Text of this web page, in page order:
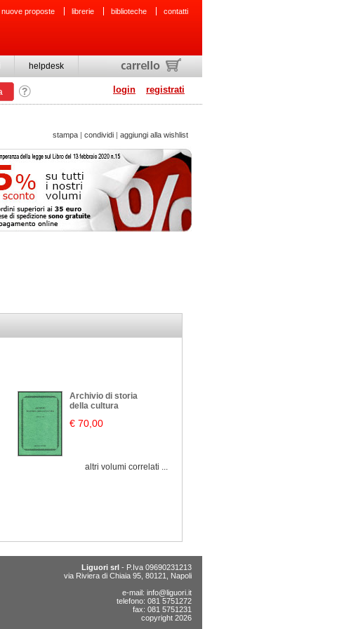
nuove proposte librerie biblioteche contatti
helpdesk
login registrati
stampa | condividi | aggiungi alla wishlist
Archivio di storia
della cultura
€ 70,00
altri volumi correlati ...
Liguori srl - P.Iva 09690231213
via Riviera di Chiaia 95, 80121, Napoli
e-mail: info@liguori.it
telefono: 081 5751272
fax: 081 5751231
copyright 2026